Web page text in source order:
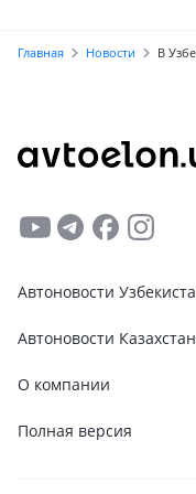
Главная Новости В
Автоновости
Автоновости
О компании
Полная версия